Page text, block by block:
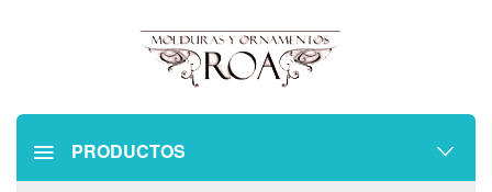
PRODUCTOS